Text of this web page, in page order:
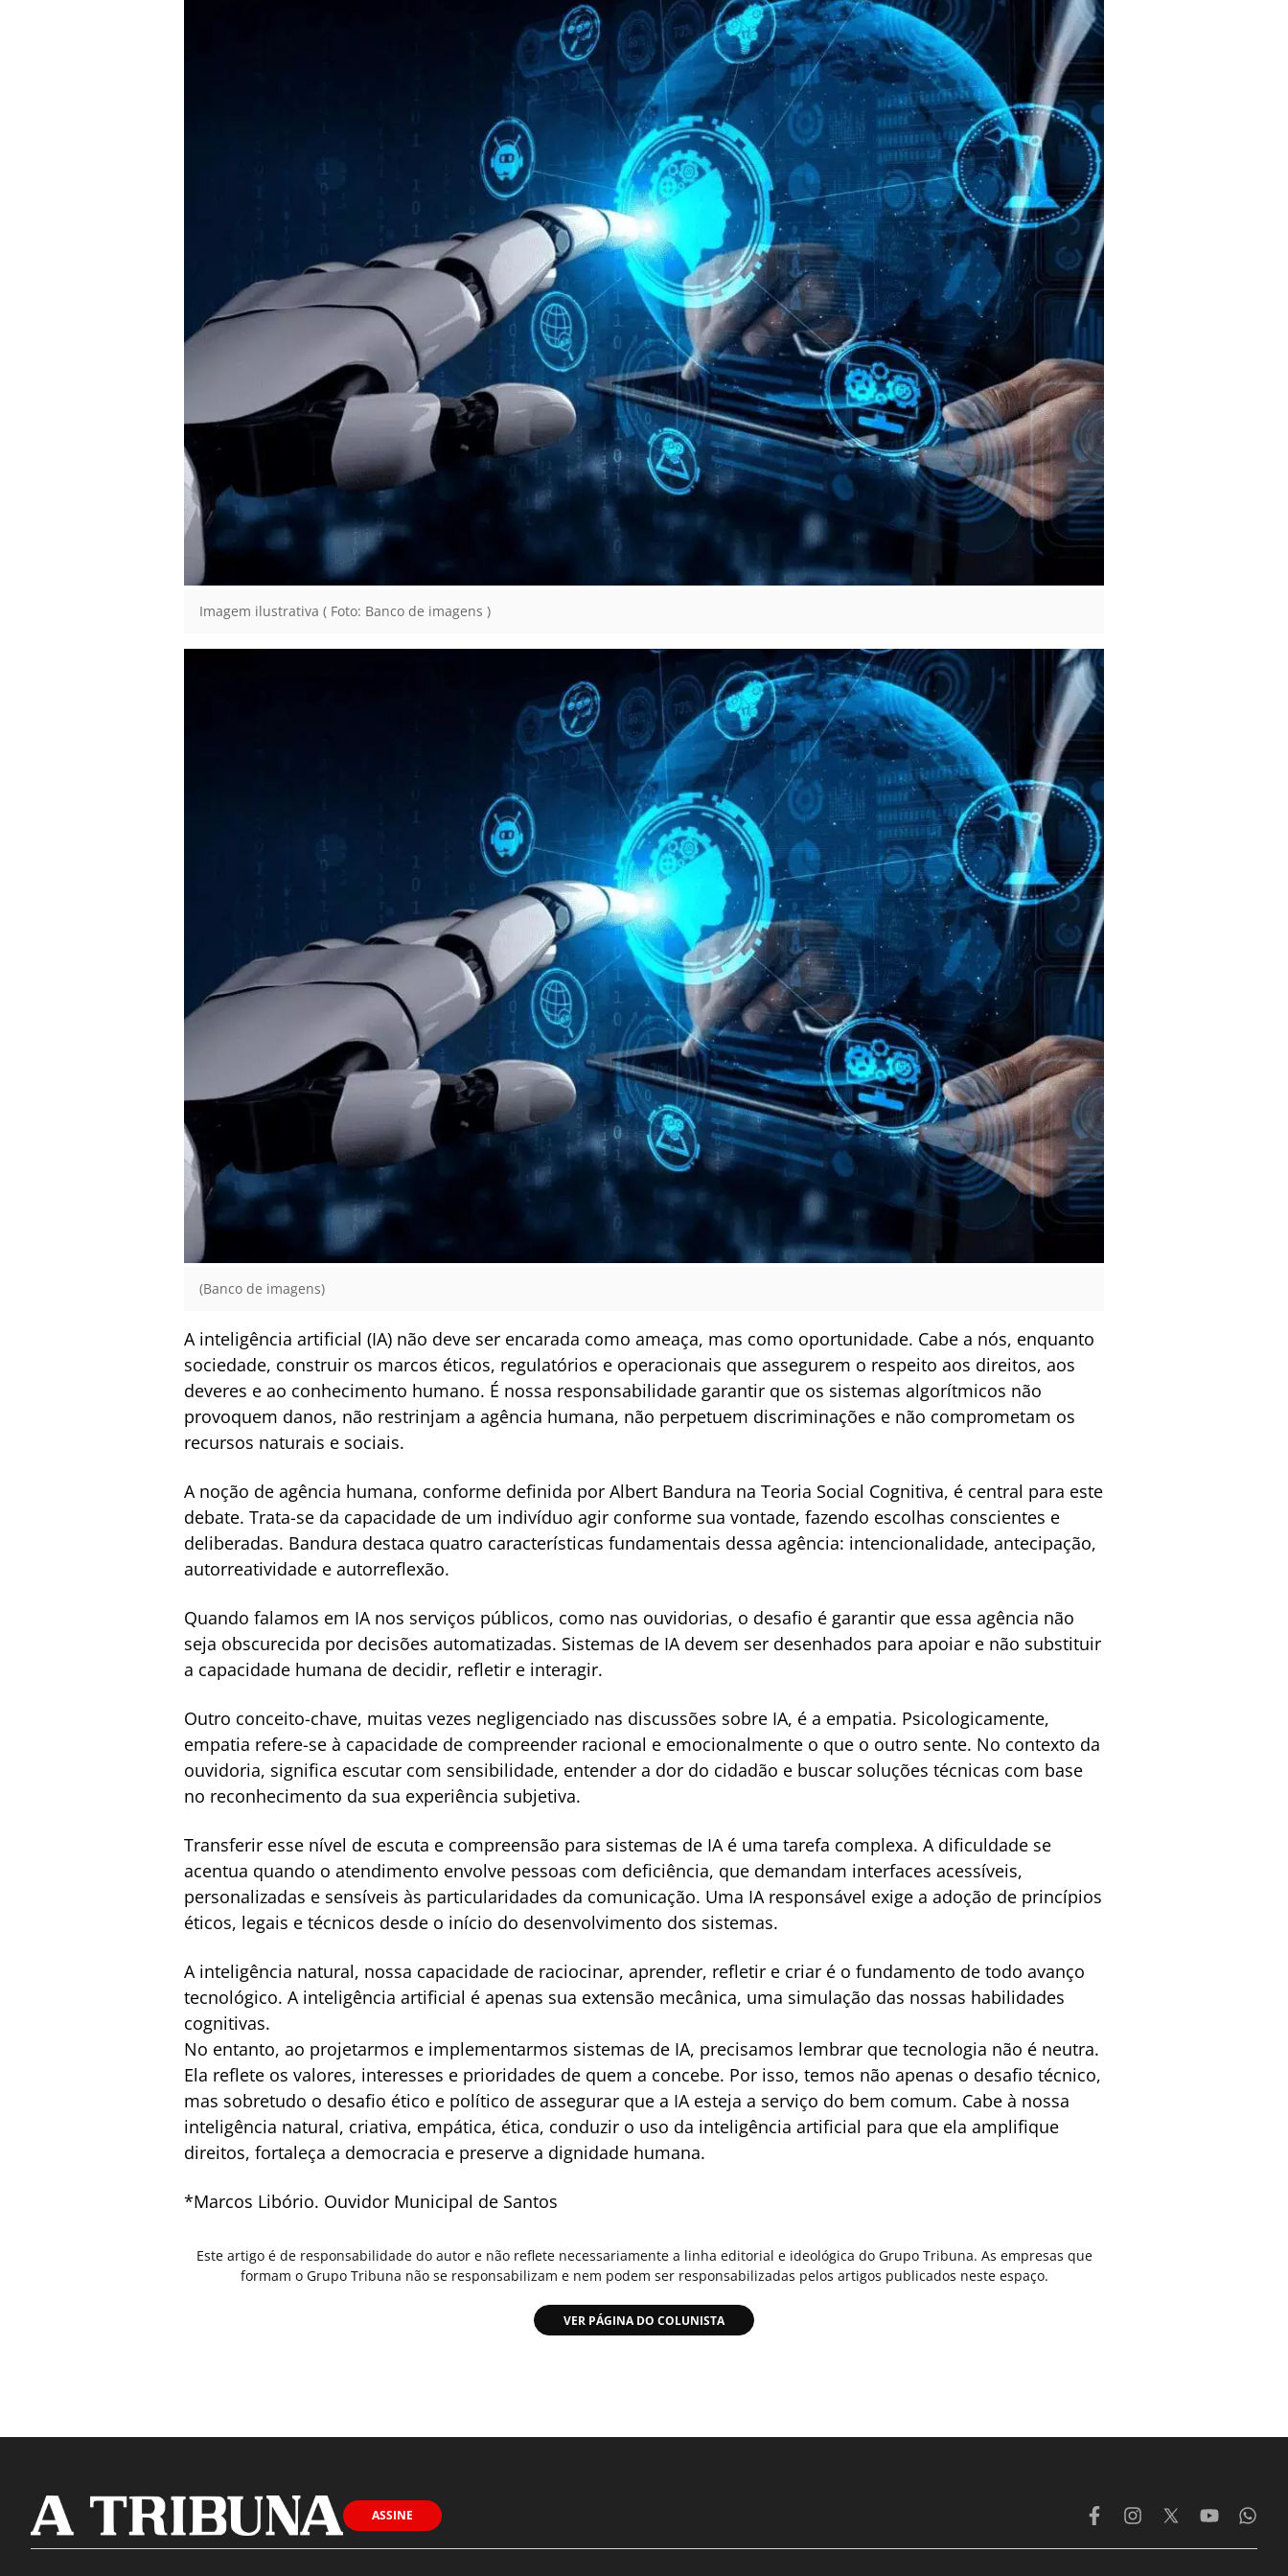
Imagem ilustrativa ( Foto: Banco de imagens )
(Banco de imagens)
A inteligência artificial (IA) não deve ser encarada como ameaça, mas como oportunidade. Cabe a nós, enquanto
sociedade, construir os marcos éticos, regulatórios e operacionais que assegurem o respeito aos direitos, aos
deveres e ao conhecimento humano. É nossa responsabilidade garantir que os sistemas algorítmicos não
provoquem danos, não restrinjam a agência humana, não perpetuem discriminações e não comprometam os
recursos naturais e sociais.
A noção de agência humana, conforme definida por Albert Bandura na Teoria Social Cognitiva, é central para este
debate. Trata-se da capacidade de um indivíduo agir conforme sua vontade, fazendo escolhas conscientes e
deliberadas. Bandura destaca quatro características fundamentais dessa agência: intencionalidade, antecipação,
autorreatividade e autorreflexão.
Quando falamos em IA nos serviços públicos, como nas ouvidorias, o desafio é garantir que essa agência não
seja obscurecida por decisões automatizadas. Sistemas de IA devem ser desenhados para apoiar e não substituir
a capacidade humana de decidir, refletir e interagir.
Outro conceito-chave, muitas vezes negligenciado nas discussões sobre IA, é a empatia. Psicologicamente,
empatia refere-se à capacidade de compreender racional e emocionalmente o que o outro sente. No contexto da
ouvidoria, significa escutar com sensibilidade, entender a dor do cidadão e buscar soluções técnicas com base
no reconhecimento da sua experiência subjetiva.
Transferir esse nível de escuta e compreensão para sistemas de IA é uma tarefa complexa. A dificuldade se
acentua quando o atendimento envolve pessoas com deficiência, que demandam interfaces acessíveis,
personalizadas e sensíveis às particularidades da comunicação. Uma IA responsável exige a adoção de princípios
éticos, legais e técnicos desde o início do desenvolvimento dos sistemas.
A inteligência natural, nossa capacidade de raciocinar, aprender, refletir e criar é o fundamento de todo avanço
tecnológico. A inteligência artificial é apenas sua extensão mecânica, uma simulação das nossas habilidades
cognitivas.
No entanto, ao projetarmos e implementarmos sistemas de IA, precisamos lembrar que tecnologia não é neutra.
Ela reflete os valores, interesses e prioridades de quem a concebe. Por isso, temos não apenas o desafio técnico,
mas sobretudo o desafio ético e político de assegurar que a IA esteja a serviço do bem comum. Cabe à nossa
inteligência natural, criativa, empática, ética, conduzir o uso da inteligência artificial para que ela amplifique
direitos, fortaleça a democracia e preserve a dignidade humana.
*Marcos Libório. Ouvidor Municipal de Santos
Este artigo é de responsabilidade do autor e não reflete necessariamente a linha editorial e ideológica do Grupo Tribuna. As empresas que
formam o Grupo Tribuna não se responsabilizam e nem podem ser responsabilizadas pelos artigos publicados neste espaço.
VER PÁGINA DO COLUNISTA
ASSINE